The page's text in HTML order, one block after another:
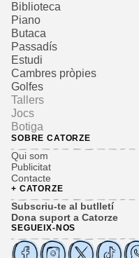
Biblioteca
Piano
Butaca
Passadís
Estudi
Cambres pròpies
Golfes
Tallers
Jocs
Botiga
SOBRE CATORZE
Qui som
Publicitat
Contacte
+ CATORZE
Subscriu-te al butlletí
Dona suport a Catorze
SEGUEIX-NOS